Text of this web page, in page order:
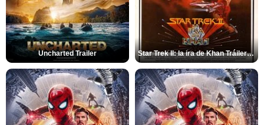
Uncharted Trailer Star Trek II: la ira de Khan Tráiler VO